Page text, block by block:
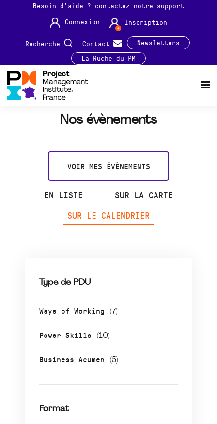
Besoin d'aide ? contactez notre support
Connexion
Inscription
Recherche Contact
Newsletters
La Ruche du PM
Nos évènements
VOIR MES ÉVÈNEMENTS
EN LISTE
SUR LA CARTE
SUR LE CALENDRIER
Type de PDU
Ways of Working (7)
Power Skills (10)
Business Acumen (5)
Format